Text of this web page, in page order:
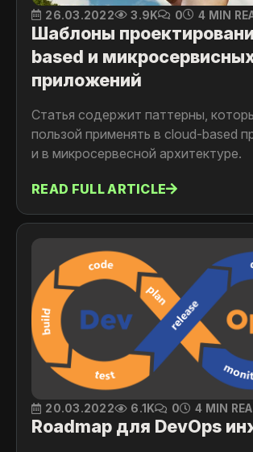
26.03.2022 3.9K 0 4 MIN
Шаблоны
based и
приложений
Статья содержит паттерны,
пользой применять в cloud-based
и в микросервесной архитектуре.
READ FULL ARTICLE
20.03.2022 6.1K 0 4 MIN
Roadmap для DevOps